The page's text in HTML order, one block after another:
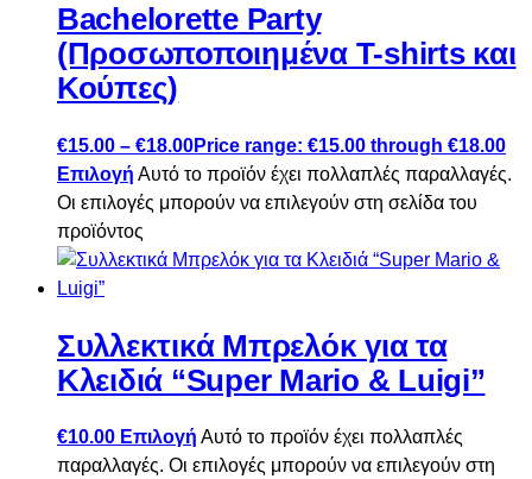
Bachelorette Party
(Προσωποποιημένα T-shirts και
Κούπες)
€15.00 – €18.00Price range: €15.00 through €18.00
Επιλογή Αυτό το προϊόν έχει πολλαπλές παραλλαγές.
Οι επιλογές μπορούν να επιλεγούν στη σελίδα του
προϊόντος
Συλλεκτικά Μπρελόκ για τα
Κλειδιά “Super Mario & Luigi”
€10.00 Επιλογή Αυτό το προϊόν έχει πολλαπλές
παραλλαγές. Οι επιλογές μπορούν να επιλεγούν στη